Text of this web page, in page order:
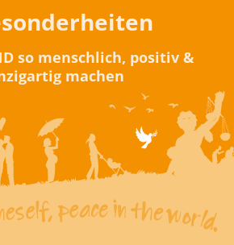
so menschlich, positiv &
machen